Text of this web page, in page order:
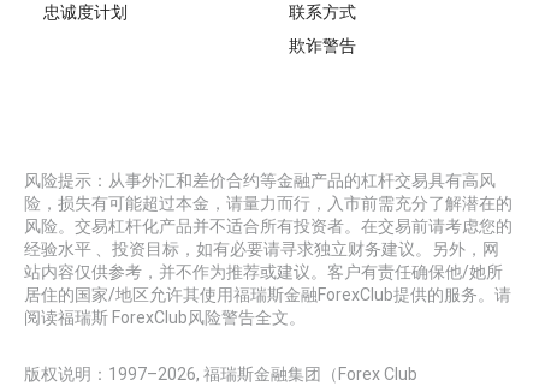
忠诚度计划
联系方式
欺诈警告
风险提示：从事外汇和差价合约等金融产品的杠杆交易具有高风
险，损失有可能超过本金，请量力而行，入市前需充分了解潜在的
风险。交易杠杆化产品并不适合所有投资者。在交易前请考虑您的
经验水平 、投资目标，如有必要请寻求独立财务建议。另外，网
站内容仅供参考，并不作为推荐或建议。客户有责任确保他/她所
居住的国家/地区允许其使用福瑞斯金融ForexClub提供的服务。请
阅读福瑞斯 ForexClub风险警告全文。
版权说明：1997–2026, 福瑞斯金融集团（Forex Club